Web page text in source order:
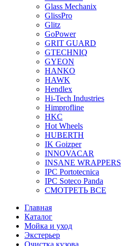
Glass Mechanix
GlissPro
Glitz
GoPower
GRIT GUARD
GTECHNIQ
GYEON
HANKO
HAWK
Hendlex
Hi-Tech Industries
Himprofline
HKC
Hot Wheels
HUBERTH
IK Goizper
INNOVACAR
INSANE WRAPPERS
IPC Portotecnica
IPC Soteco Panda
СМОТРЕТЬ ВСЕ
Главная
Каталог
Мойка и уход
Экстерьер
Очистка кузова